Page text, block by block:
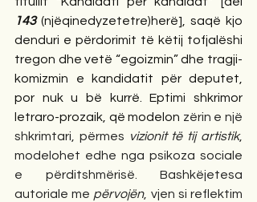
143 (njëqinedyzetetre)herë], saqë kjo
denduri e përdorimit të këtij tofjalëshi
tregon dhe vetë “egoizmin” dhe tragji-
komizmin e kandidatit për deputet,
por nuk u bë kurrë. Eptimi shkrimor
letraro-prozaik, që modelon zërin e një
shkrimtari, përmes vizionit të tij artistik,
modelohet edhe nga psikoza sociale
e përditshmërisë. Bashkëjetesa
autoriale me përvojën, vjen si reflektim